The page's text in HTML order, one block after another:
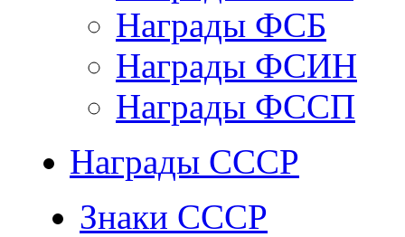
Награды ФСБ
Награды ФСИН
Награды ФССП
Награды СССР
Знаки СССР